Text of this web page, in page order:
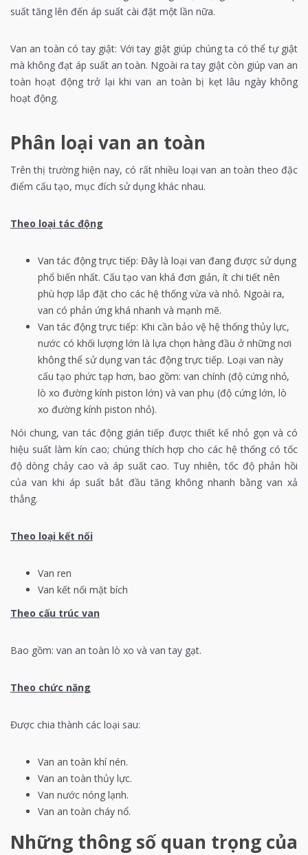
suất tăng lên đến áp suất cài đặt một lần nữa.
Van an toàn có tay giật: Với tay giật giúp chúng ta có thể tự giật
mà không đạt áp suất an toàn. Ngoài ra tay giật còn giúp van an
toàn hoạt động trở lại khi van an toàn bị kẹt lâu ngày không
hoạt động.
Phân loại van an toàn
Trên thị trường hiện nay, có rất nhiều loại van an toàn theo đặc
điểm cấu tạo, mục đích sử dụng khác nhau.
Theo loại tác động
Van tác động trực tiếp: Đây là loại van đang được sử dụng
phổ biến nhất. Cấu tạo van khá đơn giản, ít chi tiết nên
phù hợp lắp đặt cho các hệ thống vừa và nhỏ. Ngoài ra,
van có phản ứng khá nhanh và mạnh mẽ.
Van tác động trực tiếp: Khi cần bảo vệ hệ thống thủy lực,
nước có khối lượng lớn là lựa chọn hàng đầu ở những nơi
không thể sử dụng van tác động trực tiếp. Loại van này
cấu tạo phức tạp hơn, bao gồm: van chính (độ cứng nhỏ,
lò xo đường kính piston lớn) và van phụ (độ cứng lớn, lò
xo đường kính piston nhỏ).
Nói chung, van tác động gián tiếp được thiết kế nhỏ gọn và có
hiệu suất làm kín cao; chúng thích hợp cho các hệ thống có tốc
độ dòng chảy cao và áp suất cao. Tuy nhiên, tốc độ phản hồi
của van khi áp suất bắt đầu tăng không nhanh bằng van xả
thẳng.
Theo loại kết nối
Van ren
Van kết nối mặt bích
Theo cấu trúc van
Bao gồm: van an toàn lò xo và van tay gạt.
Theo chức năng
Được chia thành các loại sau:
Van an toàn khí nén.
Van an toàn thủy lực.
Van nước nóng lạnh.
Van an toàn cháy nổ.
Những thông số quan trọng của